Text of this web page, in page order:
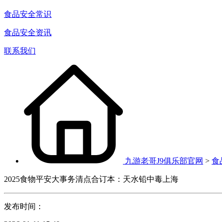
食品安全常识
食品安全资讯
联系我们
九游老哥J9俱乐部官网 > 食
2025食物平安大事务清点合订本：天水铅中毒上海
发布时间：